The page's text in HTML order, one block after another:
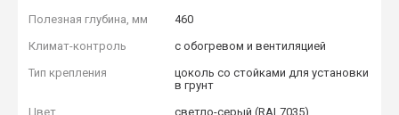
Полезная глубина, мм
460
Климат-контроль
с обогревом и вентиляцией
Тип крепления
цоколь со стойками для установки
в грунт
Цвет
cветло-серый (RAL7035)